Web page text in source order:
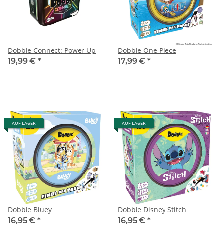
Dobble Connect: Power Up
19,99 € *
Dobble One Piece
17,99 € *
AUF LAGER
Dobble Bluey
16,95 € *
AUF LAGER
Dobble Disney Stitch
16,95 € *